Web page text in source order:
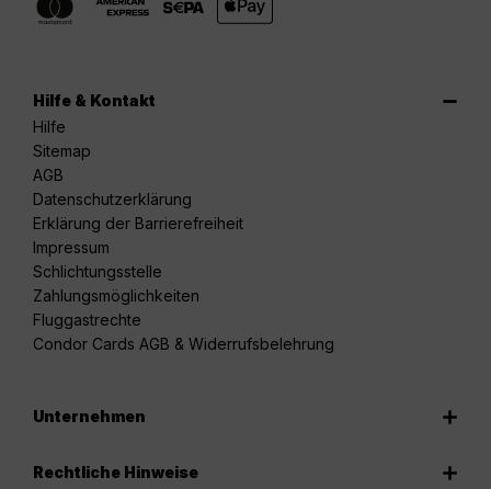
Hilfe & Kontakt
Hilfe
Sitemap
AGB
Datenschutzerklärung
Erklärung der Barrierefreiheit
Impressum
Schlichtungsstelle
Zahlungsmöglichkeiten
Fluggastrechte
Condor Cards AGB & Widerrufsbelehrung
Unternehmen
Rechtliche Hinweise